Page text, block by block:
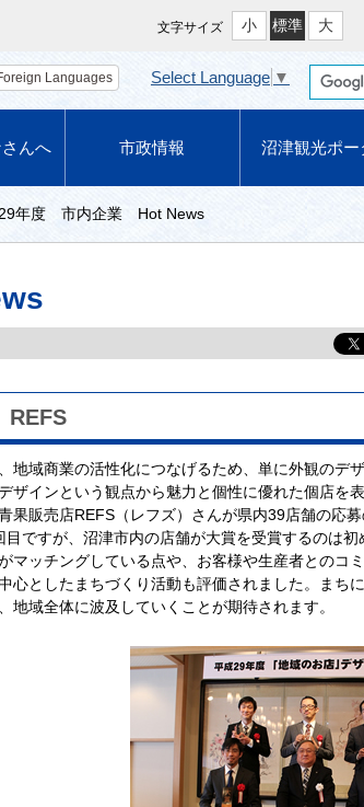
んへ 市政情報 沼津観光ポー
文字サイズ 小 標準 大
Languages Select Language ▼
年度 市内企業 Hot News
REFS
域商業の活性化につなげるため、単に外観のデ
インという観点から魅力と個性に優れた個店を
販売店REFS（レフズ）さんが県内39店舗の応募
ですが、沼津市内の店舗が大賞を受賞するのは初
ッチングしている点や、お客様や生産者とのコ
心としたまちづくり活動も評価されました。まち
域全体に波及していくことが期待されます。